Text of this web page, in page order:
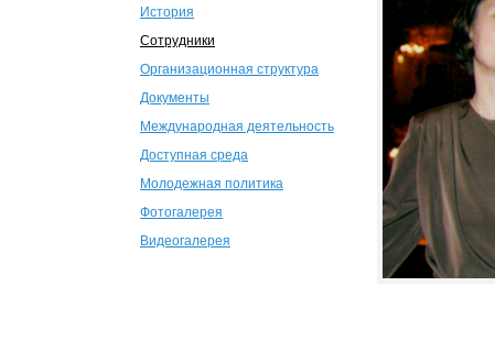
История
Сотрудники
Организационная структура
Документы
Международная деятельность
Доступная среда
Молодежная политика
Фотогалерея
Видеогалерея